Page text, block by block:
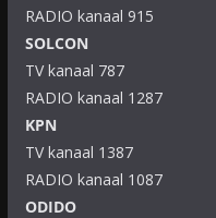
RADIO kanaal 915
SOLCON
TV kanaal 787
RADIO kanaal 1287
KPN
TV kanaal 1387
RADIO kanaal 1087
ODIDO